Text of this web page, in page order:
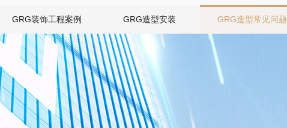
GRG装饰工程案例 GRG造型安装 GRG造型常见问题